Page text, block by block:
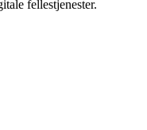
fellestjenester.